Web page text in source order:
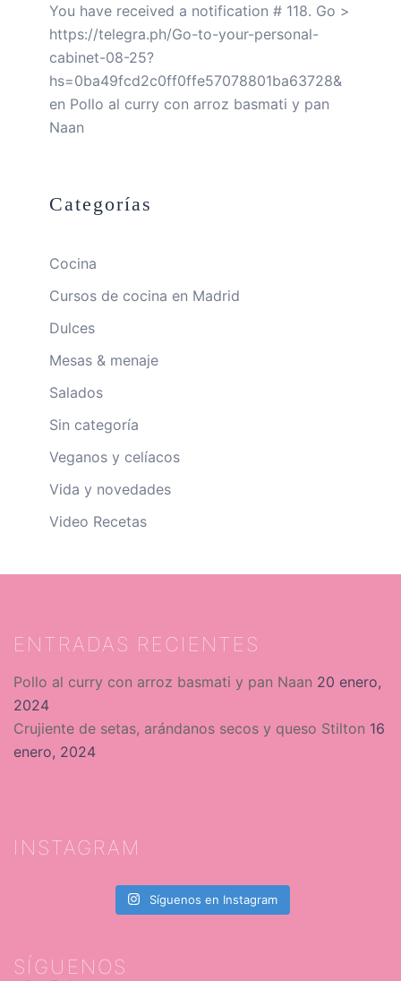
You have received a notification # 118. Go >
https://telegra.ph/Go-to-your-personal-
cabinet-08-25?
hs=0ba49fcd2c0ff0ffe57078801ba63728&
en Pollo al curry con arroz basmati y pan
Naan
Categorías
Cocina
Cursos de cocina en Madrid
Dulces
Mesas & menaje
Salados
Sin categoría
Veganos y celíacos
Vida y novedades
Video Recetas
ENTRADAS RECIENTES
Pollo al curry con arroz basmati y pan Naan 20 enero,
2024
Crujiente de setas, arándanos secos y queso Stilton 16
enero, 2024
INSTAGRAM
Síguenos en Instagram
SÍGUENOS